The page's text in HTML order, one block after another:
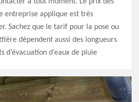
entreprise applique est très
Sachez que le tarif pour la pose ou
dépendent aussi des longueurs
d’évacuation d’eaux de pluie